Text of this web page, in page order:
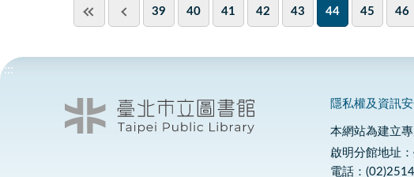
39 40 41 42 43 44 45 46
:::
隱私權及資訊
本網站為建立
啟明分館地址
電話：